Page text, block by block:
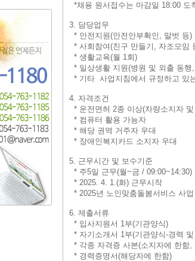
*채용 원서접수는 마감일 18:00 도
3. 담당업무
* 안전지원(안전안부확인, 말벗 등)
* 사회참여(친구 만들기, 자조모임
* 생활교육(월 1회)
* 일상생활 지원(병원 및 외출 동행
* 기타 사업지침에서 규정하고 있
4. 자격조건
* 운전면허 2종 이상(차량소지자
* 컴퓨터 활용 가능자
* 해당 권역 거주자 우대
* 장애인복지카드 소지자 우대
5. 근무시간 및 보수기준
* 주5일 근무(월~금 / 09:00~14:30)
* 2025. 4. 1.(화) 근무시작
* 2025년 노인맞춤돌봄서비스 사
6. 제출서류
* 입사지원서 1부(기관양식)
* 자기소개서 1부(기관양식-경력
* 각종 자격증 사본(소지자에 한함
* 경력증명서(해당자에 한함)